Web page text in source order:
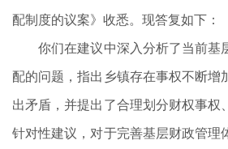
配制度的议案》收悉。现答复如下：
你们在建议中深入分析了当前基
配的问题，指出乡镇存在事权不断增
出矛盾，并提出了合理划分财权事权
针对性建议，对于完善基层财政管理